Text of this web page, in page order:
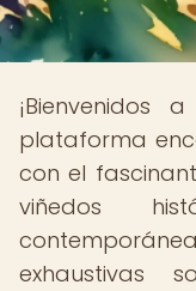
¡Bienvenidos
plataforma
con el
viñedos
exhaustivas